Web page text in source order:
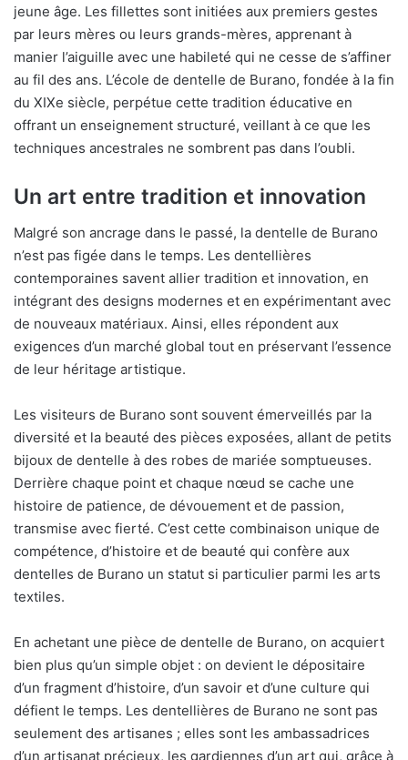
jeune âge. Les fillettes sont initiées aux premiers gestes
par leurs mères ou leurs grands-mères, apprenant à
manier l’aiguille avec une habileté qui ne cesse de s’affiner
au fil des ans. L’école de dentelle de Burano, fondée à la fin
du XIXe siècle, perpétue cette tradition éducative en
offrant un enseignement structuré, veillant à ce que les
techniques ancestrales ne sombrent pas dans l’oubli.
Un art entre tradition et innovation
Malgré son ancrage dans le passé, la dentelle de Burano
n’est pas figée dans le temps. Les dentellières
contemporaines savent allier tradition et innovation, en
intégrant des designs modernes et en expérimentant avec
de nouveaux matériaux. Ainsi, elles répondent aux
exigences d’un marché global tout en préservant l’essence
de leur héritage artistique.
Les visiteurs de Burano sont souvent émerveillés par la
diversité et la beauté des pièces exposées, allant de petits
bijoux de dentelle à des robes de mariée somptueuses.
Derrière chaque point et chaque nœud se cache une
histoire de patience, de dévouement et de passion,
transmise avec fierté. C’est cette combinaison unique de
compétence, d’histoire et de beauté qui confère aux
dentelles de Burano un statut si particulier parmi les arts
textiles.
En achetant une pièce de dentelle de Burano, on acquiert
bien plus qu’un simple objet : on devient le dépositaire
d’un fragment d’histoire, d’un savoir et d’une culture qui
défient le temps. Les dentellières de Burano ne sont pas
seulement des artisanes ; elles sont les ambassadrices
d’un artisanat précieux, les gardiennes d’un art qui, grâce à